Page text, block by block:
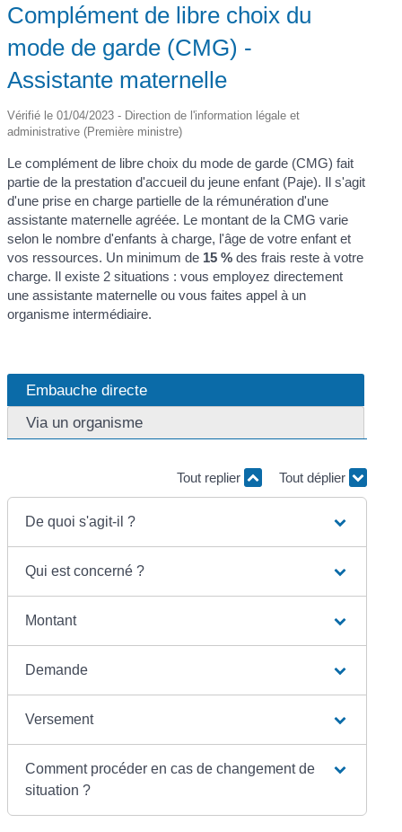
Complément de libre choix du
mode de garde (CMG) -
Assistante maternelle
Vérifié le 01/04/2023 - Direction de l'information légale et
administrative (Première ministre)
Le complément de libre choix du mode de garde (CMG) fait
partie de la prestation d'accueil du jeune enfant (Paje). Il s'agit
d'une prise en charge partielle de la rémunération d'une
assistante maternelle agréée. Le montant de la CMG varie
selon le nombre d'enfants à charge, l'âge de votre enfant et
vos ressources. Un minimum de 15 % des frais reste à votre
charge. Il existe 2 situations : vous employez directement
une assistante maternelle ou vous faites appel à un
organisme intermédiaire.
Embauche directe
Via un organisme
Tout replier Tout déplier
De quoi s'agit-il ?
Qui est concerné ?
Montant
Demande
Versement
Comment procéder en cas de changement de
situation ?